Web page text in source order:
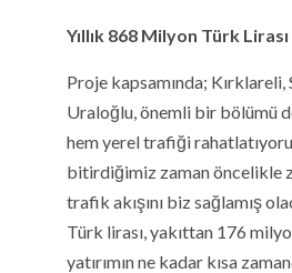
Yıllık 868 Milyon Türk
Proje kapsamında;
Uraloğlu, önemli bir bölümü
hem yerel trafiği
bitirdiğimiz zaman öncelikle
trafik akışını biz sağlamış
Türk lirası, yakıttan 176
yatırımın ne kadar kısa